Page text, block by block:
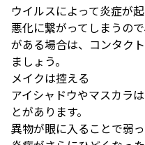
ウイルスによって炎症が
悪化に繋がってしまうの
がある場合は、コンタク
ましょう。
メイクは控える
アイシャドウやマスカラ
とがあります。
異物が眼に入ることで弱